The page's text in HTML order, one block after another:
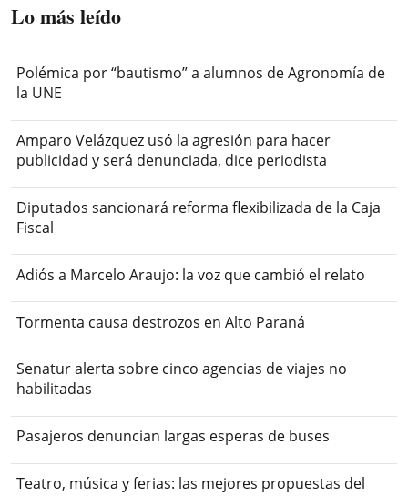
Lo más leído
Polémica por “bautismo” a alumnos de Agronomía de
la UNE
Amparo Velázquez usó la agresión para hacer
publicidad y será denunciada, dice periodista
Diputados sancionará reforma flexibilizada de la Caja
Fiscal
Adiós a Marcelo Araujo: la voz que cambió el relato
Tormenta causa destrozos en Alto Paraná
Senatur alerta sobre cinco agencias de viajes no
habilitadas
Pasajeros denuncian largas esperas de buses
Teatro, música y ferias: las mejores propuestas del